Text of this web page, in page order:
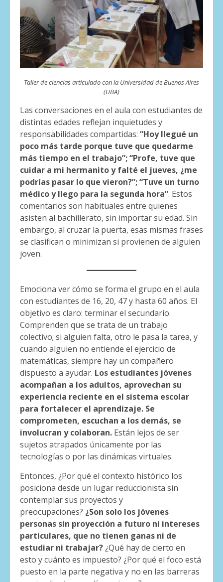
Taller de ciencias articulado con la Universidad de Buenos Aires
(UBA)
Las conversaciones en el aula con estudiantes de
distintas edades reflejan inquietudes y
responsabilidades compartidas: “Hoy llegué un
poco más tarde porque tuve que quedarme
más tiempo en el trabajo”; “Profe, tuve que
cuidar a mi hermanito y falté el jueves, ¿me
podrías pasar lo que vieron?”; “Tuve un turno
médico y llego para la segunda hora”. Estos
comentarios son habituales entre quienes
asisten al bachillerato, sin importar su edad. Sin
embargo, al cruzar la puerta, esas mismas frases
se clasifican o minimizan si provienen de alguien
joven.
Emociona ver cómo se forma el grupo en el aula
con estudiantes de 16, 20, 47 y hasta 60 años. El
objetivo es claro: terminar el secundario.
Comprenden que se trata de un trabajo
colectivo; si alguien falta, otro le pasa la tarea, y
cuando alguien no entiende el ejercicio de
matemáticas, siempre hay un compañero
dispuesto a ayudar. Los estudiantes jóvenes
acompañan a los adultos, aprovechan su
experiencia reciente en el sistema escolar
para fortalecer el aprendizaje. Se
comprometen, escuchan a los demás, se
involucran y colaboran. Están lejos de ser
sujetos atrapados únicamente por las
tecnologías o por las dinámicas virtuales.
Entonces, ¿Por qué el contexto histórico los
posiciona desde un lugar reduccionista sin
contemplar sus proyectos y
preocupaciones? ¿Son solo los jóvenes
personas sin proyección a futuro ni intereses
particulares, que no tienen ganas ni de
estudiar ni trabajar?¿Qué hay de cierto en
esto y cuánto es impuesto? ¿Por qué el foco está
puesto en la parte negativa y no en las barreras